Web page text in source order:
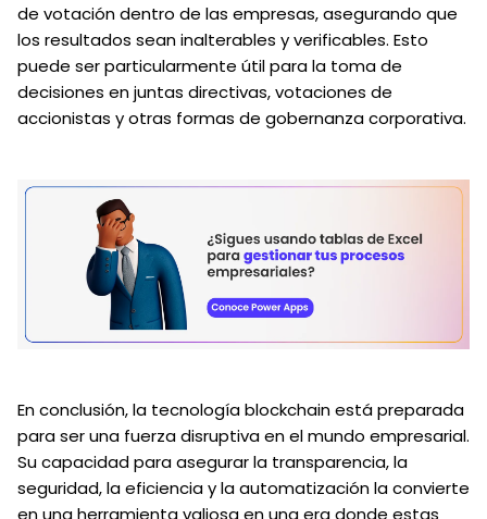
de votación dentro de las empresas, asegurando que
los resultados sean inalterables y verificables. Esto
puede ser particularmente útil para la toma de
decisiones en juntas directivas, votaciones de
accionistas y otras formas de gobernanza corporativa.
En conclusión, la tecnología blockchain está preparada
para ser una fuerza disruptiva en el mundo empresarial.
Su capacidad para asegurar la transparencia, la
seguridad, la eficiencia y la automatización la convierte
en una herramienta valiosa en una era donde estas